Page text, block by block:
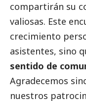
compartirán su
valiosas. Este
crecimiento
asistentes, sino
sentido de
Agradecemos
nuestros